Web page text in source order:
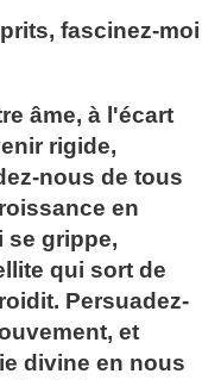
fascinez-moi
âme, à l'écart
rigide,
nous de tous
en
se grippe,
qui sort de
Persuadez-
et
divine en nous